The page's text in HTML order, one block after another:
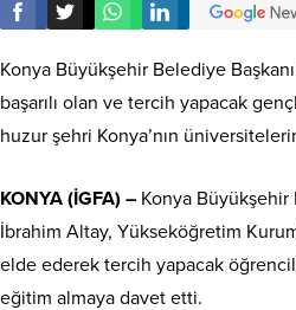
Konya Büyükşehir Belediye
başarılı olan ve tercih yapacak
huzur şehri Konya’nın
KONYA (İGFA) – Konya Büyükşehir
İbrahim Altay, Yükseköğretim
elde ederek tercih yapacak
eğitim almaya davet etti.